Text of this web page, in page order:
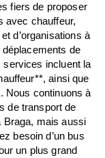
fiers de proposer
avec chauffeur,
d’organisations à
de
incluent la
ainsi que
Nous continuons à
de transport de
Braga, mais aussi
besoin d’un bus
un plus grand